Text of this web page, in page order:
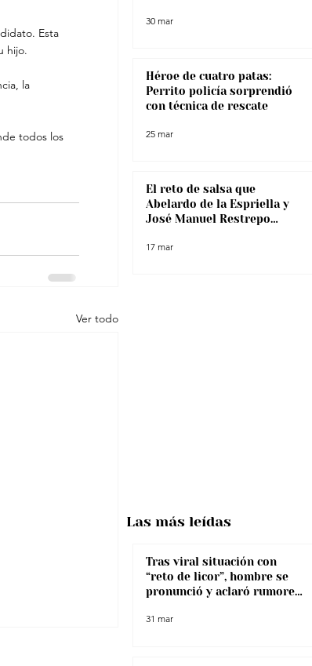
Esta
hijo.
la
todos los
Ver todo
30 mar
Héroe de cuatro patas:
Perrito policía sorprendió
con técnica de rescate
25 mar
El reto de salsa que
Abelardo de la Espriella y
José Manuel Restrepo
17 mar
Tras viral situación con
“reto de licor”, hombre se
pronunció y aclaró rumores
31 mar
Las más leídas